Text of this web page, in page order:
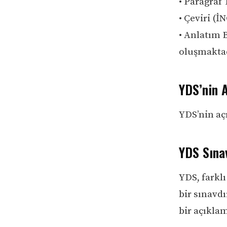
• Çeviri
•
YDS’nin
YDS’nin
YDS
YDS,
bir
bir